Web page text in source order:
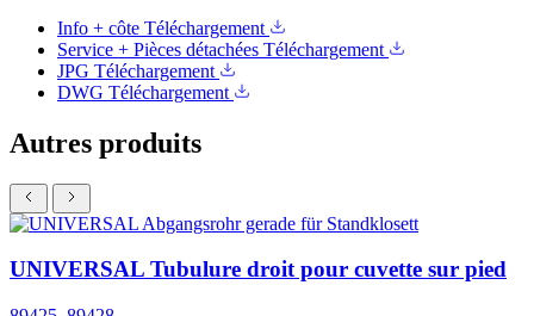
Info + côte Téléchargement
Service + Pièces détachées Téléchargement
JPG Téléchargement
DWG Téléchargement
Autres produits
UNIVERSAL Tubulure droit pour cuvette sur pied